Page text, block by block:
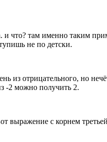
что? там именно таким
не по детски.
из отрицательного, но
-2 можно получить 2.
выражение с корнем